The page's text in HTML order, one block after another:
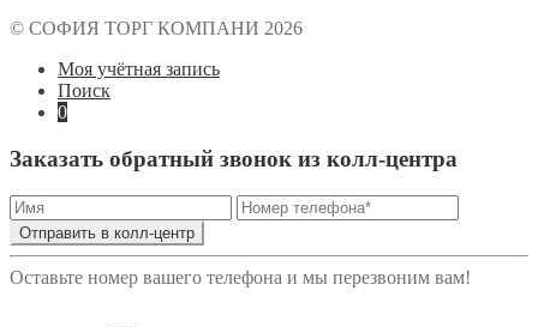
© СОФИЯ ТОРГ КОМПАНИ 2026
Моя учётная запись
Поиск
0
Заказать обратный звонок из колл-центра
Отправить в колл-центр
Оставьте номер вашего телефона и мы перезвоним вам!